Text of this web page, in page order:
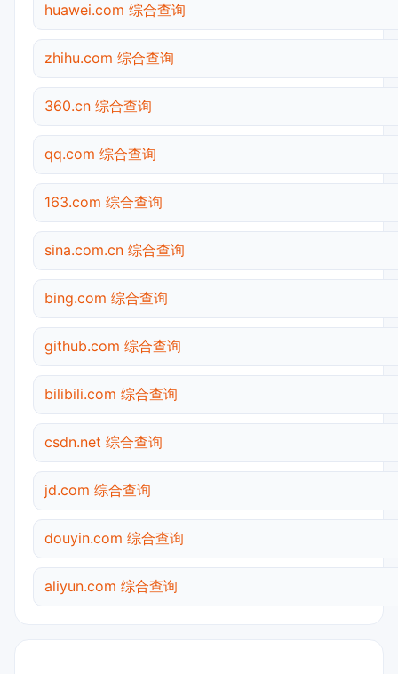
huawei.com 综合查询
zhihu.com 综合查询
360.cn 综合查询
qq.com 综合查询
163.com 综合查询
sina.com.cn 综合查询
bing.com 综合查询
github.com 综合查询
bilibili.com 综合查询
csdn.net 综合查询
jd.com 综合查询
douyin.com 综合查询
aliyun.com 综合查询